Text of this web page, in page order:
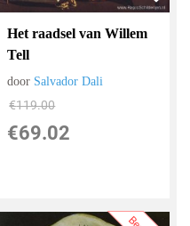
Het raadsel van Willem
Tell
door Salvador Dali
€119.00
€69.02